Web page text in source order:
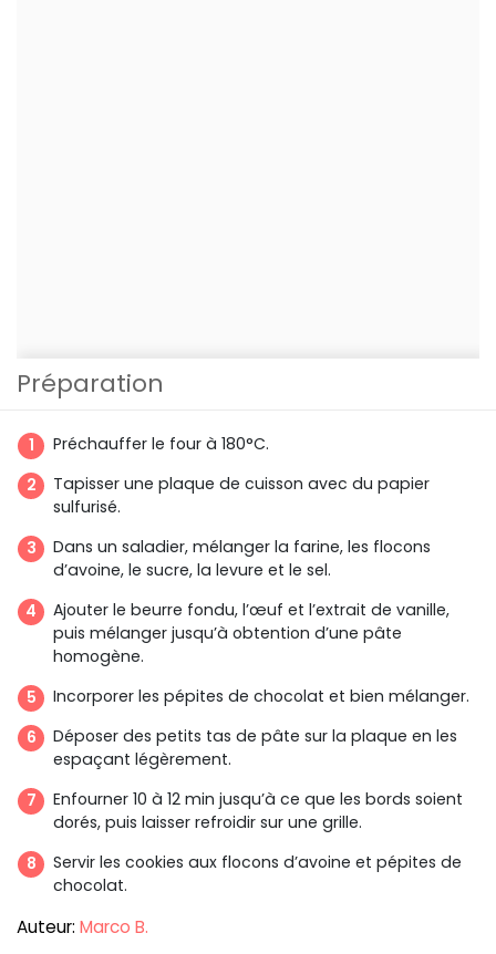
Préparation
Préchauffer le four à 180°C.
Tapisser une plaque de cuisson avec du papier
sulfurisé.
Dans un saladier, mélanger la farine, les flocons
d’avoine, le sucre, la levure et le sel.
Ajouter le beurre fondu, l’œuf et l’extrait de vanille,
puis mélanger jusqu’à obtention d’une pâte
homogène.
Incorporer les pépites de chocolat et bien mélanger.
Déposer des petits tas de pâte sur la plaque en les
espaçant légèrement.
Enfourner 10 à 12 min jusqu’à ce que les bords soient
dorés, puis laisser refroidir sur une grille.
Servir les cookies aux flocons d’avoine et pépites de
chocolat.
Auteur: Marco B.